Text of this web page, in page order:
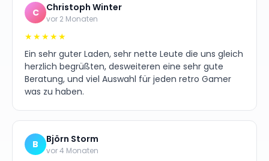
C Christoph Winter
vor 2 Monaten
★★★★★
Ein sehr guter Laden, sehr nette Leute die uns gleich
herzlich begrüßten, desweiteren eine sehr gute
Beratung, und viel Auswahl für jeden retro Gamer
was zu haben.
B Björn Storm
vor 4 Monaten